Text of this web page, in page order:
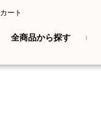
カート
全商品から探す